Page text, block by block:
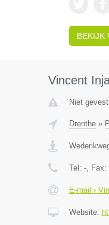
BEKIJK
Vincent
Niet
Drenthe»
Tel: -, Fax:
E-mail ›
Website: